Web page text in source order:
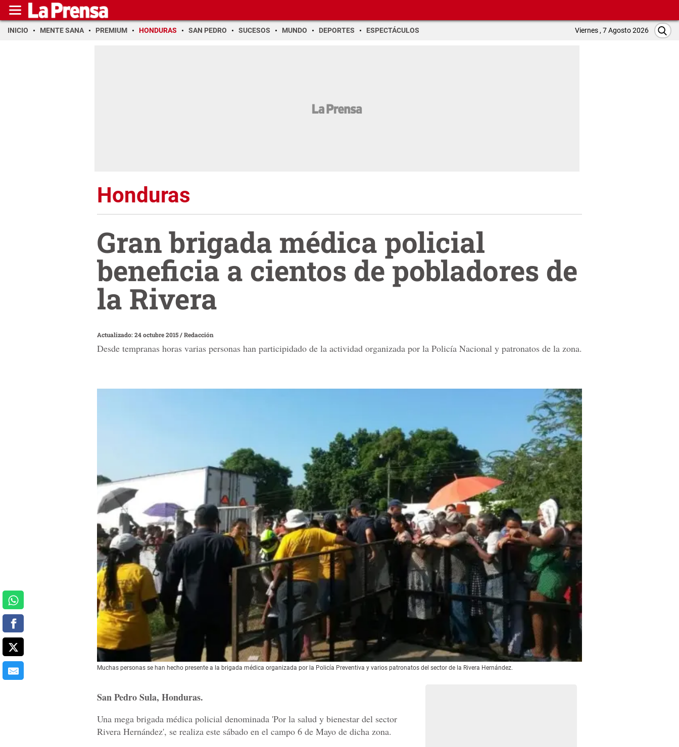
INICIO MENTE SANA PREMIUM HONDURAS SAN PEDRO SUCESOS MUNDO DEPORTES ESPECTÁCULOS Viernes , 7 Agosto 2026
Honduras
Gran brigada médica policial
beneficia a cientos de pobladores de
la Rivera
Actualizado: 24 octubre 2015/Redacción
Desde tempranas horas varias personas han participidado de la actividad organizada por la Policía Nacional y patronatos de la zona.
Muchas personas se han hecho presente a la brigada médica organizada por la Policía Preventiva y varios patronatos del sector de la Rivera Hernández.
San Pedro Sula, Honduras.
Una mega brigada médica policial denominada 'Por la salud y bienestar del sector
Rivera Hernández', se realiza este sábado en el campo 6 de Mayo de dicha zona.